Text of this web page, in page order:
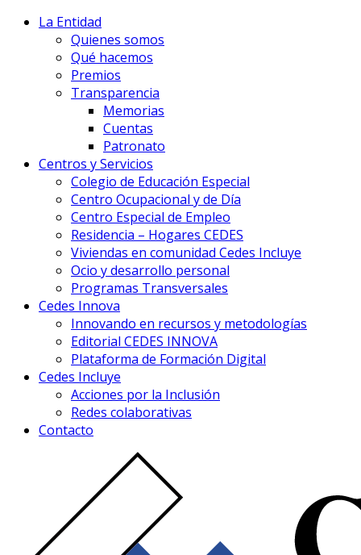
La Entidad
Quienes somos
Qué hacemos
Premios
Transparencia
Memorias
Cuentas
Patronato
Centros y Servicios
Colegio de Educación Especial
Centro Ocupacional y de Día
Centro Especial de Empleo
Residencia – Hogares CEDES
Viviendas en comunidad Cedes Incluye
Ocio y desarrollo personal
Programas Transversales
Cedes Innova
Innovando en recursos y metodologías
Editorial CEDES INNOVA
Plataforma de Formación Digital
Cedes Incluye
Acciones por la Inclusión
Redes colaborativas
Contacto